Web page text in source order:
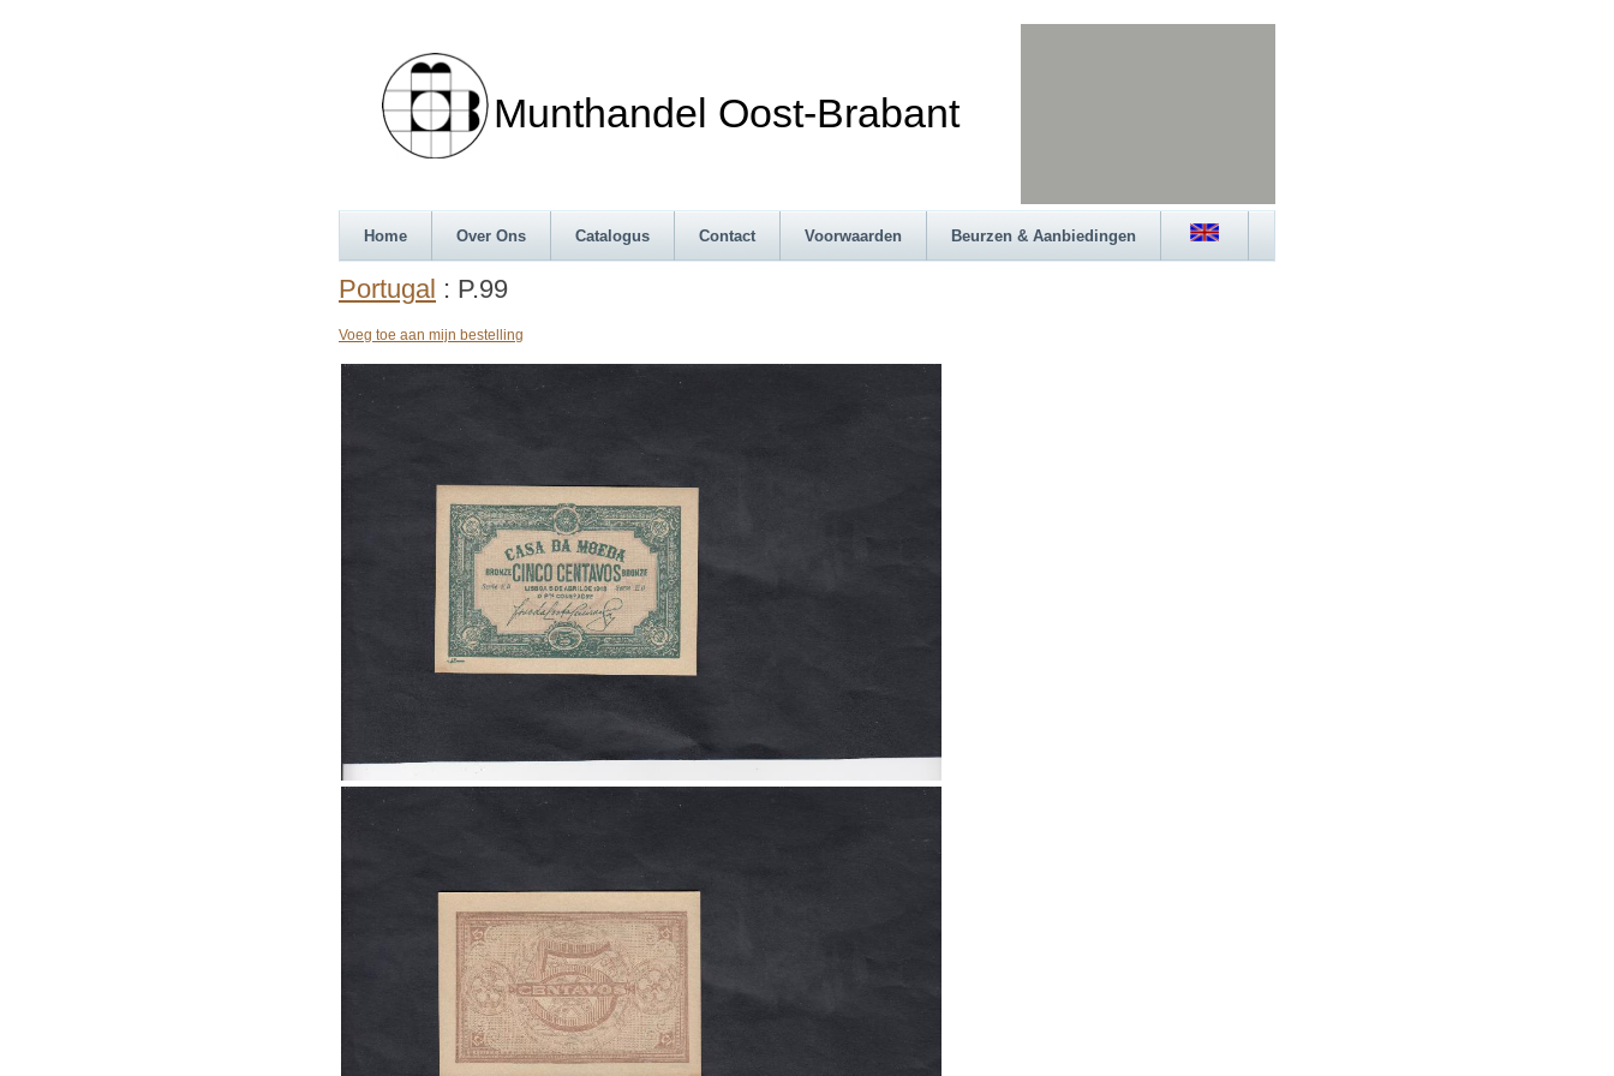
Munthandel Oost-Brabant
Home Over Ons Catalogus Contact Voorwaarden Beurzen & Aanbiedingen
Portugal : P.99
Voeg toe aan mijn bestelling